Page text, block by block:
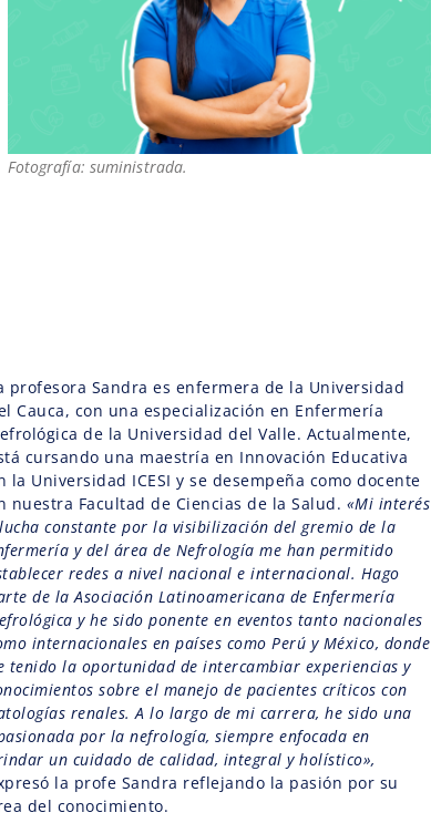
Fotografía: suministrada.
profesora Sandra es enfermera de la Universidad
Cauca, con una especialización en Enfermería
de la Universidad del Valle. Actualmente,
cursando una maestría en Innovación Educativa
la Universidad ICESI y se desempeña como docente
nuestra Facultad de Ciencias de la Salud. «Mi interés
constante por la visibilización del gremio de la
y del área de Nefrología me han permitido
redes a nivel nacional e internacional. Hago
de la Asociación Latinoamericana de Enfermería
y he sido ponente en eventos tanto nacionales
internacionales en países como Perú y México, donde
tenido la oportunidad de intercambiar experiencias y
sobre el manejo de pacientes críticos con
renales. A lo largo de mi carrera, he sido una
por la nefrología, siempre enfocada en
un cuidado de calidad, integral y holístico»,
la profe Sandra reflejando la pasión por su
del conocimiento.